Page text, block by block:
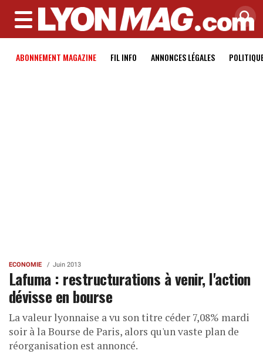
MENU
ABONNEMENT MAGAZINE FIL INFO ANNONCES LÉGALES
ECONOMIE Juin 2013
Lafuma : restructurations à venir, l'action
dévisse en bourse
La valeur lyonnaise a vu son titre céder 7,08% mardi
soir à la Bourse de Paris, alors qu'un vaste plan de
réorganisation est annoncé.